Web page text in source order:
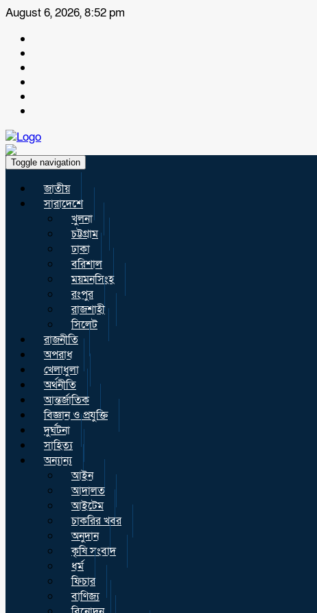
August 6, 2026, 8:52 pm
Toggle navigation
জাতীয়
সারাদেশে
খুলনা
চট্টগ্রাম
ঢাকা
বরিশাল
ময়মনসিংহ
রংপুর
রাজশাহী
সিলেট
রাজনীতি
অপরাধ
খেলাধুলা
অর্থনীতি
আন্তর্জাতিক
বিজ্ঞান ও প্রযুক্তি
দুর্ঘটনা
সাহিত্য
অন্যান্য
আইন
আদালত
আইটেম
চাকরির খবর
অনুদান
কৃষি সংবাদ
ধর্ম
ফিচার
বাণিজ্য